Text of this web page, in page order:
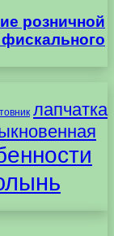
розничной
лапчатка